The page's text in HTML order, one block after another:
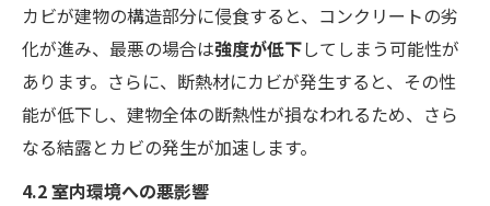
カビが建物の構造部分に侵食すると、コンクリートの劣
化が進み、最悪の場合は強度が低下してしまう可能性が
あります。さらに、断熱材にカビが発生すると、その性
能が低下し、建物全体の断熱性が損なわれるため、さら
なる結露とカビの発生が加速します。
4.2 室内環境への悪影響